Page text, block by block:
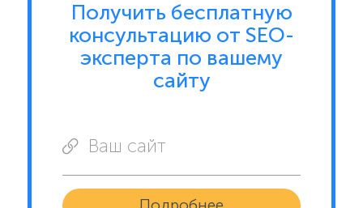
Получить бесплатную
консультацию от SEO-
эксперта по вашему
сайту
Ваш сайт